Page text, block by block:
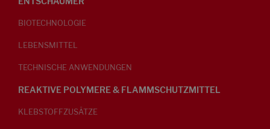
BIOTECHNOLOGIE
LEBENSMITTEL
TECHNISCHE ANWENDUNGEN
REAKTIVE POLYMERE & FLAMMSCHUTZMITTEL
KLEBSTOFFZUSÄTZE